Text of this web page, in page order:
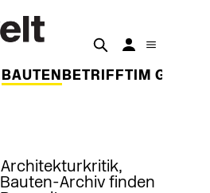
BAUTEN BETRIFFT IM
Architekturkritik,
Archiv finden